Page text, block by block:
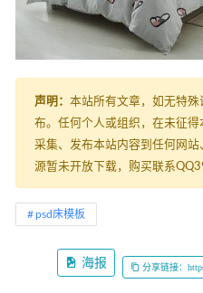
声明： 本站所有文章，如无特
布。任何个人或组织，在未征得
采集、发布本站内容到任何网
源暂未开放下载，购买联系
psd床模板
海报 分享链接：